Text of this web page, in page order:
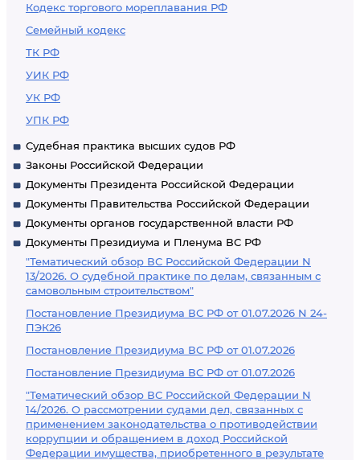
Кодекс торгового мореплавания РФ
Семейный кодекс
ТК РФ
УИК РФ
УК РФ
УПК РФ
Судебная практика высших судов РФ
Законы Российской Федерации
Документы Президента Российской Федерации
Документы Правительства Российской Федерации
Документы органов государственной власти РФ
Документы Президиума и Пленума ВС РФ
"Тематический обзор ВС Российской Федерации N
13/2026. О судебной практике по делам, связанным с
самовольным строительством"
Постановление Президиума ВС РФ от 01.07.2026 N 24-
ПЭК26
Постановление Президиума ВС РФ от 01.07.2026
Постановление Президиума ВС РФ от 01.07.2026
"Тематический обзор ВС Российской Федерации N
14/2026. О рассмотрении судами дел, связанных с
применением законодательства о противодействии
коррупции и обращением в доход Российской
Федерации имущества, приобретенного в результате